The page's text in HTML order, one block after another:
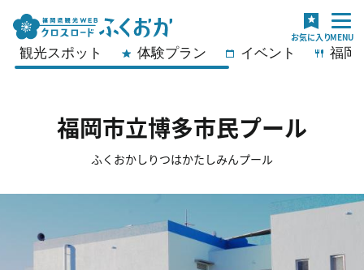
観光スポット 体験プラン イベント 福岡
福岡市立博多市民プール
ふくおかしりつはかたしみんプール